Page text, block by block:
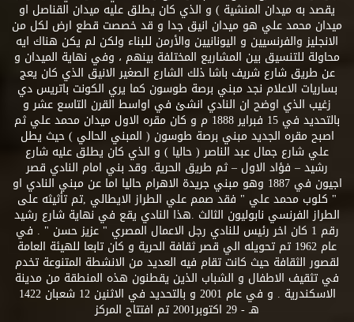
يقصد به ميدان المنشية ) و الذي كان يطلق عليه ميدان القناصل او
ميدان محمد علي هو ميدان انيق جدا و قد خصصت قطع ارض لكل من
الانجليز والفرنسيين و اليونانيين والأرمن للبناء ولكن لم يكن هناك ايه
محاولة للتنسيق بين المشاريع المختلفة بينهم ، وفي نهاية الميدان و
عن طريق شارع شريف باشا ذلك الشارع الصغير الانيق الذي كان يعج
بساريات الاعلام نجد مبني برصة طوسون كما يري الكونت باتريس دي
زغيب الذي اوضح ان النادي انشئ في اواسط القرن التاسع عشر و
بالتحديد في 15 فبراير 1888 م و كان مقره الاول ميدان محمد علي ثم
اصبح مقره الجديد مبني برصة طوسون ( المبني الحالي ) حيث يطل
علي شارع جمال عبد الناصر ( حاليا ) و الذي كان يطلق عليه شارع
رشيد – فؤاد الاول – ثم طريق الحرية. وقد بني امام النادي قصر
اجيون في 1887 وهو مبني جريدة الاهرام حاليا اما عن مبني النادي او
" كلوب محمد علي " فقد صمم علي الطراز الايطالي ,تم تأثيثه على
الطراز الفرنسي نابوليون الثالث .هذا النادي يقع في نهاية شارع رشيد
رقم 1 كان اخر رئيس للنادي رجل الاعمال المصري " عزيز حسن " . في
عام 1962 تم تحويله الي قصر ثقافة الحرية و كان تابعا للهيئة العامة
لقصور الثقافة حيث كانت تقام فيه العديد من الانشطة المتنوعة تخدم
في تثقيف الاطفال و الشباب الذين يقطنون هذه المنطقة من مدينة
الاسكندرية . و في عام 2001 و بالتحديد في الاثنين 12 شعبان 1422
هـ - 29 اكتوبر2001 تم افتتاح المركز